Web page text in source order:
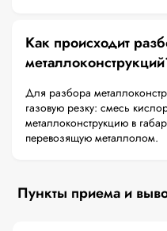
Как происходит
Для разбора
газовую резку: смесь
металлоконструкцию в
перевозящую металлолом.
Пункты приема и